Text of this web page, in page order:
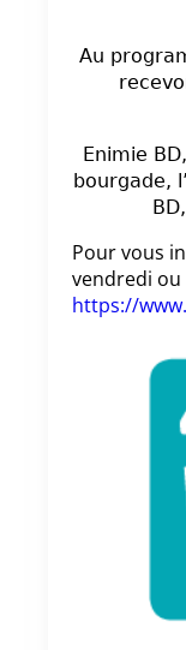
Au
Enimie
bourgade,
Pour vous
vendredi ou
https://